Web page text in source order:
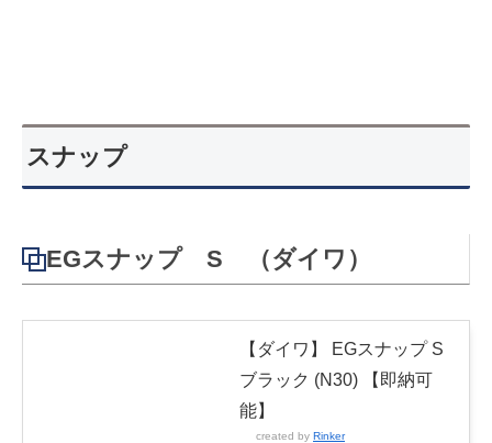
スナップ
EGスナップ S （ダイワ）
【ダイワ】 EGスナップ S
ブラック (N30) 【即納可
能】
created by Rinker